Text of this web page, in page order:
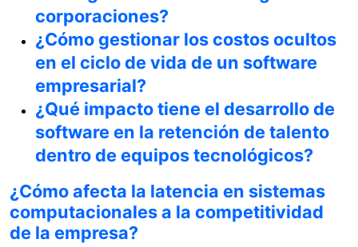
corporaciones?
¿Cómo gestionar los costos ocultos
en el ciclo de vida de un software
empresarial?
¿Qué impacto tiene el desarrollo de
software en la retención de talento
dentro de equipos tecnológicos?
¿Cómo afecta la latencia en sistemas
computacionales a la competitividad
de la empresa?